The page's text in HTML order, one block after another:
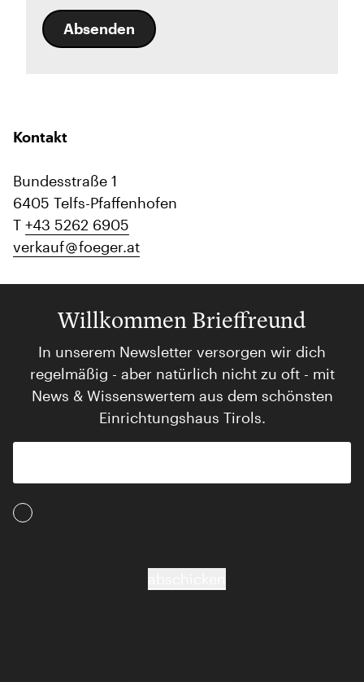
Absenden
Kontakt
Bundesstraße 1
6405 Telfs-Pfaffenhofen
T +43 5262 6905
verkauf
foeger.at
Willkommen Brieffreund
In unserem Newsletter versorgen wir dich
regelmäßig - aber natürlich nicht zu oft - mit
News & Wissenswertem aus dem schönsten
Einrichtungshaus Tirols.